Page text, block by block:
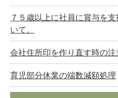
７５歳以上に社員に賞与を
いて。
会社住所印を作り直す時の注
育児部分休業の端数減額処理